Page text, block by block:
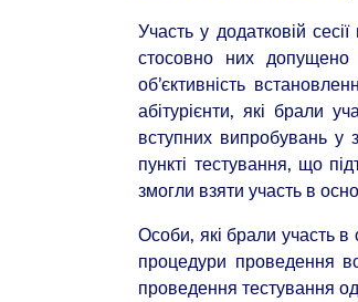
Участь у додатковій
стосовно них
об’єктивність
абітурієнти, які брали
вступних випробувань у
пункті тестування, що
змогли взяти участь в
Особи, які брали участь
процедури проведення
проведення тестування